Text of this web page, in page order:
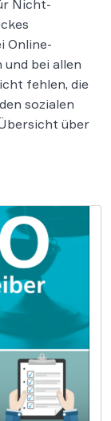
Nicht-
Online-
bei allen
fehlen, die
sozialen
über